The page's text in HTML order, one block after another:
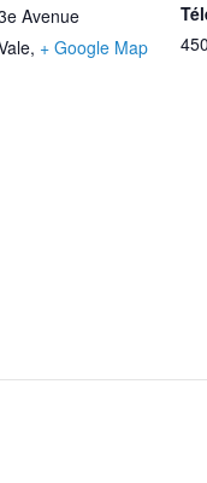
Avenue
, + Google Map